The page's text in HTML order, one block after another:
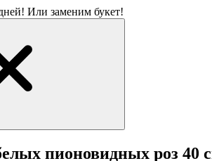
Или заменим букет!
пионовидных роз 40